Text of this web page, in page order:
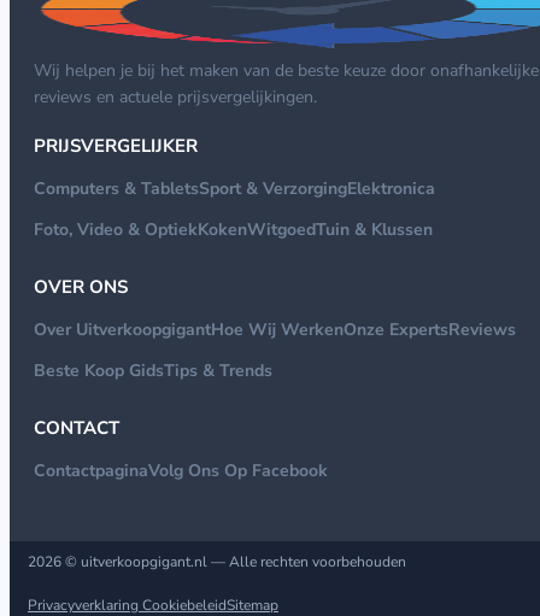
Wij helpen je bij het maken van de beste keuze door onafhankelijke
reviews en actuele prijsvergelijkingen.
PRIJSVERGELIJKER
Computers & TabletsSport & VerzorgingElektronica
Foto, Video & OptiekKokenWitgoedTuin & Klussen
OVER ONS
Over UitverkoopgigantHoe Wij WerkenOnze ExpertsReviews
Beste Koop GidsTips & Trends
CONTACT
ContactpaginaVolg Ons Op Facebook
2026 © uitverkoopgigant.nl — Alle rechten voorbehouden
Privacyverklaring CookiebeleidSitemap